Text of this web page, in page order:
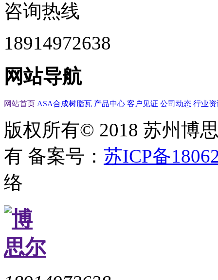
咨询热线
18914972638
网站导航
网站首页 ASA合成树脂瓦 产品中心 客户见证 公司动态 行业资
版权所有© 2018 苏州博
有 备案号： 苏ICP备
络